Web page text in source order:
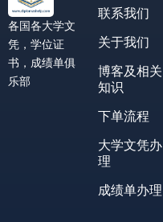
各国各大学文
凭，学位证
书，成绩单俱
乐部
联系我们
关于我们
博客及相关
知识
下单流程
大学文凭办
理
成绩单办理